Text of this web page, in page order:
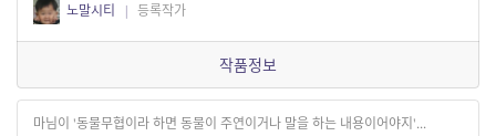
노말시티
| 등록작가
작품정보
마님이 '동물무협이라 하면 동물이 주연이거나 말을 하는 내용이어야지'...